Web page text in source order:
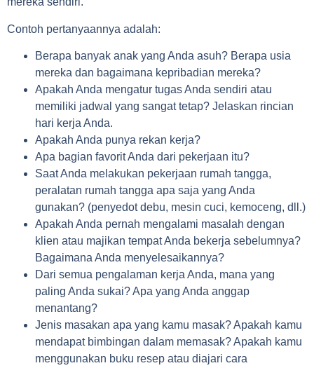
Contoh pertanyaannya adalah:
Berapa banyak anak yang Anda asuh? Berapa usia
mereka dan bagaimana kepribadian mereka?
Apakah Anda mengatur tugas Anda sendiri atau
memiliki jadwal yang sangat tetap? Jelaskan rincian
hari kerja Anda.
Apakah Anda punya rekan kerja?
Apa bagian favorit Anda dari pekerjaan itu?
Saat Anda melakukan pekerjaan rumah tangga,
peralatan rumah tangga apa saja yang Anda
gunakan? (penyedot debu, mesin cuci, kemoceng, dll.)
Apakah Anda pernah mengalami masalah dengan
klien atau majikan tempat Anda bekerja sebelumnya?
Bagaimana Anda menyelesaikannya?
Dari semua pengalaman kerja Anda, mana yang
paling Anda sukai? Apa yang Anda anggap
menantang?
Jenis masakan apa yang kamu masak? Apakah kamu
mendapat bimbingan dalam memasak? Apakah kamu
menggunakan buku resep atau diajari cara